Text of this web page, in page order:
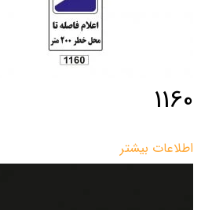
1160
اطلاعات بیشتر